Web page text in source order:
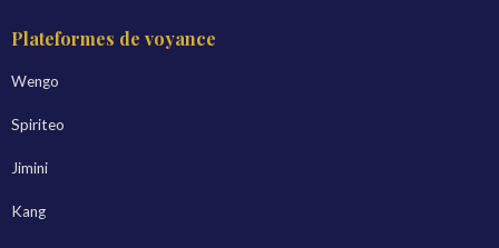
Plateformes de voyance
Wengo
Spiriteo
Jimini
Kang